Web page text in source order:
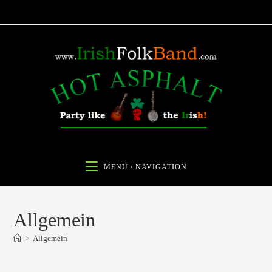
Inhalt
MENÜ / NAVIGATION
Allgemein
> Allgemein